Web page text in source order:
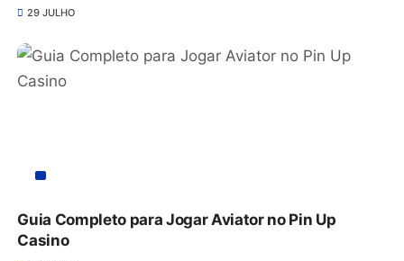
29 JULHO
Guia Completo para Jogar Aviator no Pin Up
Casino